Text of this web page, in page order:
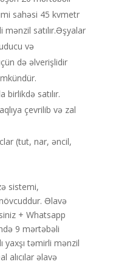
sahəsi 45 kvmetr
satılır.Əşyalar
və
də əlverişlidir
satılır.
çevrilib və zal
(tut, nar, əncil,
sistemi,
Əlavə
+ Whatsapp
9 mərtəbəli
yaxşı təmirli mənzil
alıcılar əlavə